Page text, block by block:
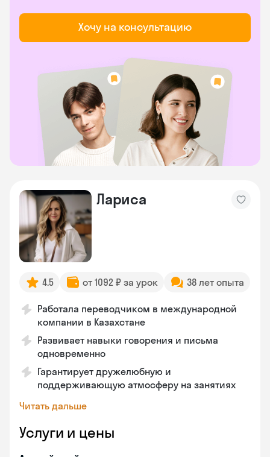
Хочу на консультацию
Лариса
4.5 от 1092 ₽ за урок 38 лет опыта
Работала переводчиком в международной
компании в Казахстане
Развивает навыки говорения и письма
одновременно
Гарантирует дружелюбную и
поддерживающую атмосферу на занятиях
Читать дальше
Услуги и цены